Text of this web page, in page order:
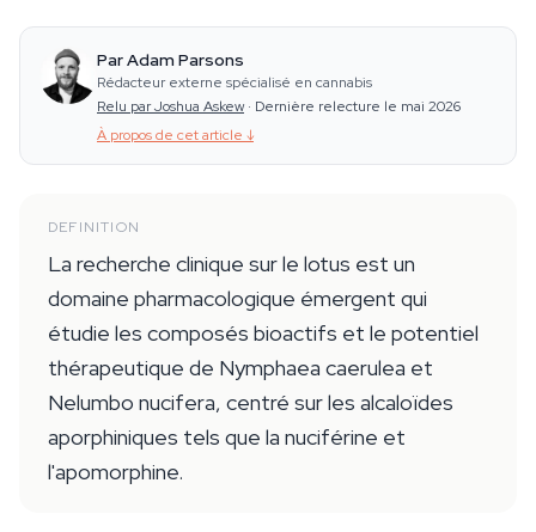
Par Adam Parsons
Rédacteur externe spécialisé en cannabis
Relu par Joshua Askew · Dernière relecture le mai 2026
À propos de cet article ↓
DEFINITION
La recherche clinique sur le lotus est un
domaine pharmacologique émergent qui
étudie les composés bioactifs et le potentiel
thérapeutique de Nymphaea caerulea et
Nelumbo nucifera, centré sur les alcaloïdes
aporphiniques tels que la nuciférine et
l'apomorphine.